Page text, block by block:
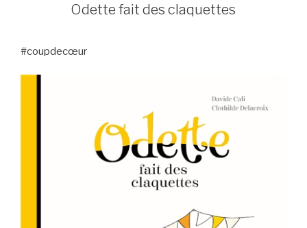
Odette fait des claquettes
#coupdecœur